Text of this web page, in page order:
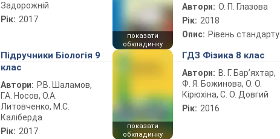
Задорожній
Рік: 2017
показати
обкладинку
Автори: О. П. Глазова
Рік: 2018
Опис: Рівень стандарту
Підручники Біологія 9
клас
Автори: Р.В. Шаламов,
Г.А. Носов, О.А.
Литовченко, М.С.
Каліберда
Рік: 2017
показати
обкладинку
ГДЗ Фізика 8 клас
Автори: В. Г. Бар’яхтар,
Ф. Я. Божинова, О. О.
Кірюхіна, С. О. Довгий
Рік: 2016